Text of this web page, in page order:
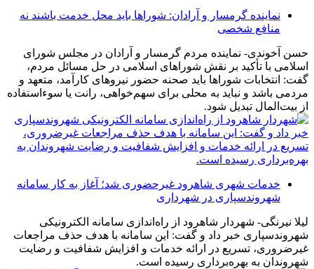
نماینده گرمسار و آرادان: شوراها باید محل خدمت باشند نه
منافع شخصی
حسن آخوندی- نماینده مردم گرمسار و آرادان در مجلس شورای
اسلامی با تأکید بر نقش شوراهای اسلامی در حل مسائل مردم،
گفت: انتخابات شوراها باید صحنه حضور نیروهای کارآمد، متعهد و
مردمی باشد و نباید به محلی برای سهم‌خواهی، رانت یا سوءاستفاده
از بیت‌المال تبدیل شود.
خدمات شهری شاهرود غیرحضوری شد؛ آغاز به کار سامانه
شهروندسپاری در شهرداری
لیلا نیرنگی- شهردار شاهرود از راه‌اندازی سامانه الکترونیکی
شهروندسپاری خبر داد و گفت: این سامانه با هدف حذف مراجعات
غیرضروری، تسریع در ارائه خدمات و افزایش شفافیت و رضایت
شهروندان به بهره‌برداری رسیده است.